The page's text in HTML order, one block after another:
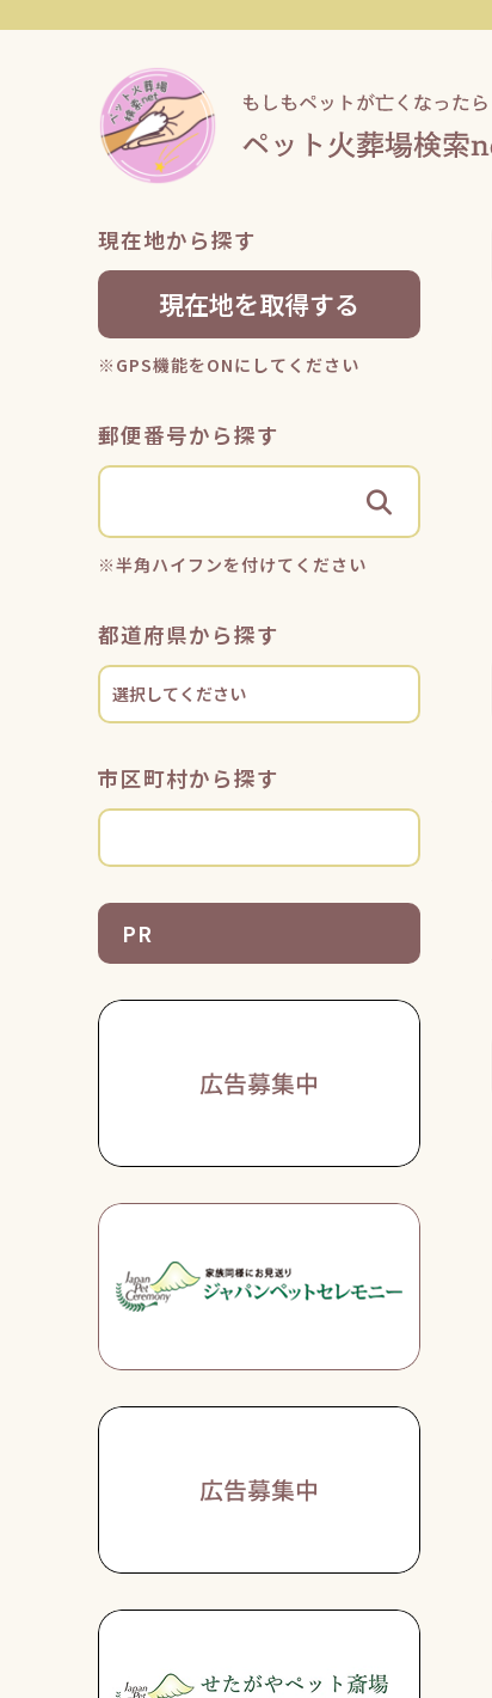
現在地から探す
現在地を取得する
※GPS機能をONにしてください
郵便番号から探す
※半角ハイフンを付けてください
都道府県から探す
市区町村から探す
PR